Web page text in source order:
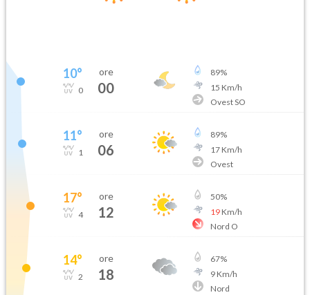
10°
0
ore
00
89%
15 Km/h
Ovest SO
11°
1
ore
06
89%
17Km/h
Ovest
17°
4
ore
12
50%
19Km/h
Nord O
14°
2
ore
18
67%
9Km/h
Nord